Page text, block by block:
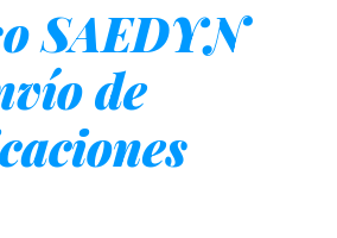
SAEDYN
de